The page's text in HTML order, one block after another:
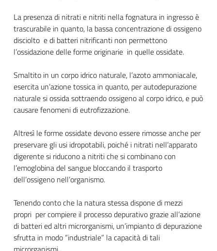
La presenza di nitrati e nitriti nella fognatura in ingresso è
trascurabile in quanto, la bassa concentrazione di ossigeno
disciolto e di batteri nitrificanti non permettono
l’ossidazione delle forme originarie in quelle ossidate.
Smaltito in un corpo idrico naturale, l’azoto ammoniacale,
esercita un’azione tossica in quanto, per autodepurazione
naturale si ossida sottraendo ossigeno al corpo idrico, e può
causare fenomeni di eutrofizzazione.
Altresì le forme ossidate devono essere rimosse anche per
preservare gli usi idropotabili, poiché i nitrati nell’apparato
digerente si riducono a nitriti che si combinano con
l’emoglobina del sangue bloccando il trasporto
dell’ossigeno nell’organismo.
Tenendo conto che la natura stessa dispone di mezzi
propri per compiere il processo depurativo grazie all’azione
di batteri ed altri microrganismi, un’impianto di depurazione
sfrutta in modo “industriale” la capacità di tali